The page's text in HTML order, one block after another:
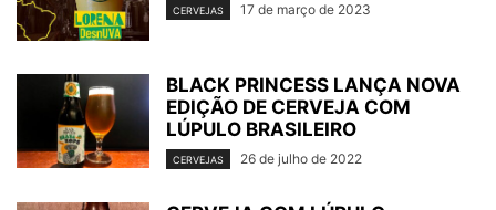
CERVEJAS 17 de março de 2023
BLACK PRINCESS LANÇA NOVA
EDIÇÃO DE CERVEJA COM
LÚPULO BRASILEIRO
CERVEJAS 26 de julho de 2022